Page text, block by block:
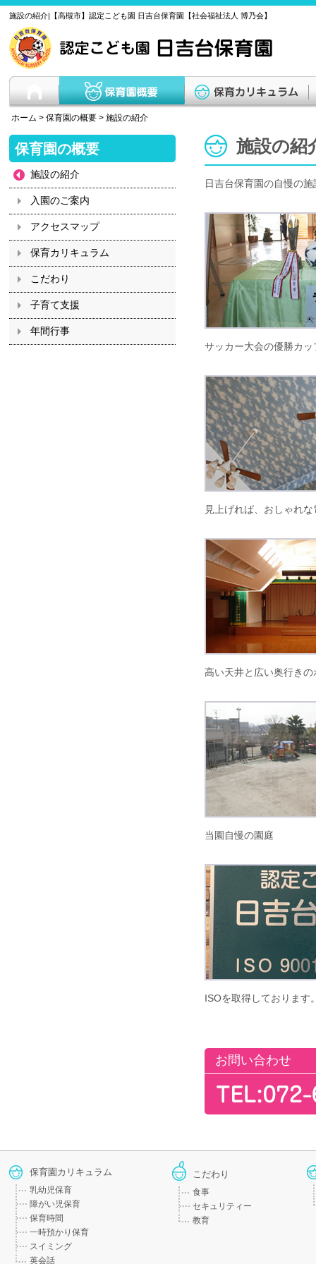
施設の紹介|【高槻市】認定こども園 日吉台保育園【社会福祉法人 博乃会】
ホーム > 保育園の概要 > 施設の紹介
施設の紹
日吉台保育園の自慢の
サッカー大会の優勝カッ
見上げれば、おしゃれな
高い天井と広い奥行きの
当園自慢の園庭
ISOを取得しております
お問い合わせ
保育園の概要
施設の紹介
入園のご案内
アクセスマップ
保育カリキュラム
こだわり
子育て支援
年間行事
保育園カリキュラム
乳幼児保育
障がい児保育
保育時間
一時預かり保育
スイミング
英会話
こだわり
食事
セキュリティー
教育